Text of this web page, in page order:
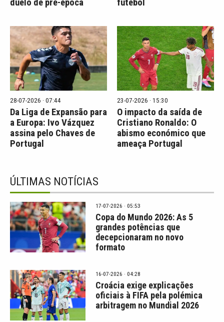
duelo de pré-época
futebol
28-07-2026 · 07:44
Da Liga de Expansão para
a Europa: Ivo Vázquez
assina pelo Chaves de
Portugal
23-07-2026 · 15:30
O impacto da saída de
Cristiano Ronaldo: O
abismo económico que
ameaça Portugal
ÚLTIMAS NOTÍCIAS
17-07-2026 · 05:53
Copa do Mundo 2026: As 5
grandes potências que
decepcionaram no novo
formato
16-07-2026 · 04:28
Croácia exige explicações
oficiais à FIFA pela polémica
arbitragem no Mundial 2026